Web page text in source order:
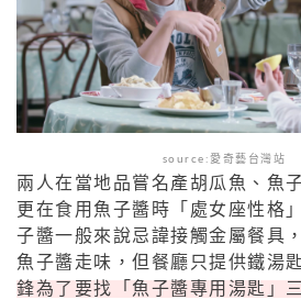
source:愛奇藝台灣站
兩人在當地品嘗名產胡瓜魚、魚
更在食用魚子醬時「處女座性格
子醬一般來說忌諱接觸金屬餐具
魚子醬走味，但餐廳只提供鐵湯匙
鋒為了要找「魚子醬專用湯匙」